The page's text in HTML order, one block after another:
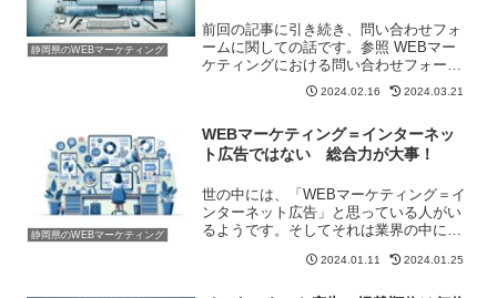
静岡県のWEBマーケティング
前回の記事に引き続き、問い合わせフォ
ームに関しての話です。参照 WEBマー
ケティングにおける問い合わせフォーム
で気を付けたい3つのこと問い合わせフォ
ームの電話番号記入欄を3つに分けている
情がない限りは避け...
2024.02.16 2024.03.21
静岡県のWEBマーケティング
WEBマーケティング＝インターネッ
ト広告ではない 総合力が大事！
世の中には、「WEBマーケティング＝イ
ンターネット広告」と思っている人がい
るようです。そしてそれは業界の中にも
っているわけでもなく、どこかで資格を
2024.01.11 2024.01.25